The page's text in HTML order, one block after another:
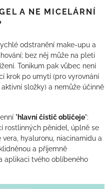
A NE MICELÁRNÍ
odstranění make-upu a
bez něj může na pleti
Tonikum pak vůbec není
krok po umytí (pro vyrovnání
složky) a nemůže účinně
"hlavní čistič obličeje":
rostlinných pěnidel, úplně se
hyaluronu, niacinamidu a
a příjemně
aplikaci tvého oblíbeného